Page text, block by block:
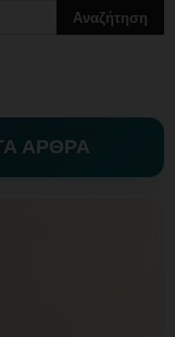
ΑΡΘΡΑ